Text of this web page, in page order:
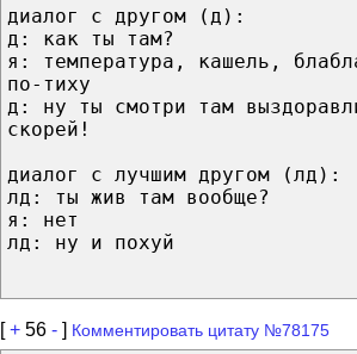
диалог с другом (д):
д: как ты там?
я: температура, кашель,
по-тиху
д: ну ты смотри там
скорей!
диалог с лучшим другом (лд):
лд: ты жив там вообще?
я: нет
лд: ну и похуй
[+ 56 - ] Комментировать цитату №78175